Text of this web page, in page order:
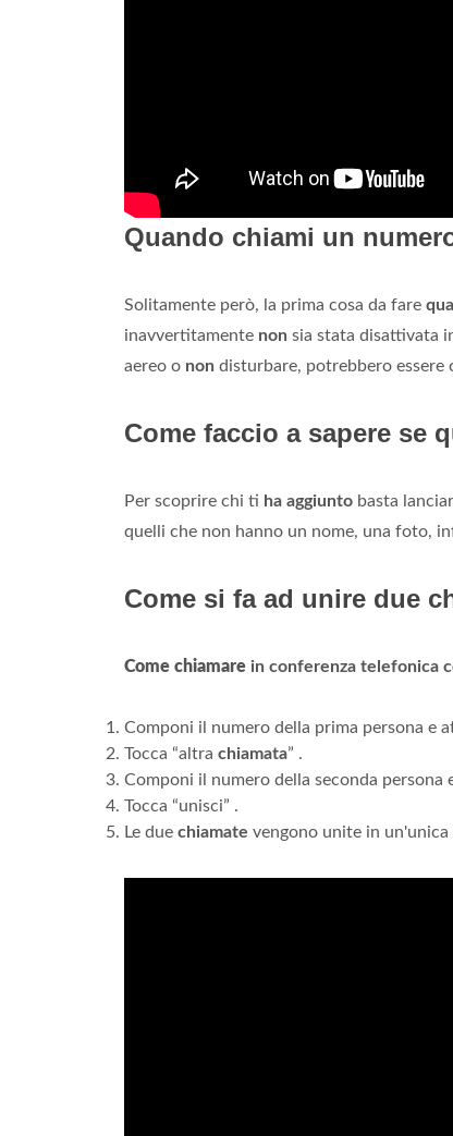
Quando chiami un
Solitamente però, la prima cosa da fare
inavvertitamente non sia stata disattivata
aereo o non disturbare, potrebbero essere
Come faccio a sapere se
Per scoprire chi ti ha aggiunto basta
quelli che non hanno un nome, una foto,
Come si fa ad unire due
Come chiamare in conferenza telefonica
Componi il numero della prima persona e
Tocca “altra chiamata” .
Componi il numero della seconda persona
Tocca “unisci” .
Le due chiamate vengono unite in un'unica